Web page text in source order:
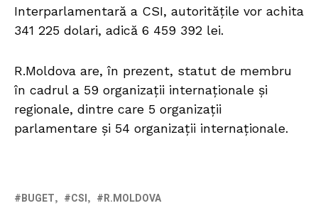
Interparlamentară a CSI, autoritățile vor achita
341 225 dolari, adică 6 459 392 lei.
R.Moldova are, în prezent, statut de membru
în cadrul a 59 organizații internaționale și
regionale, dintre care 5 organizații
parlamentare și 54 organizații internaționale.
BUGET CSI R.MOLDOVA